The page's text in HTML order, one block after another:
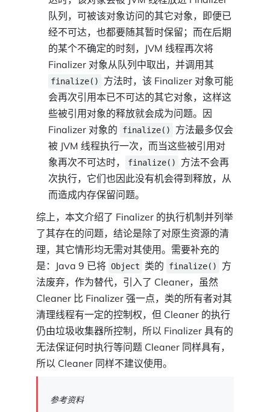
队列，可被该对象访问的其它对象，即便已
经不可达，也都要随其暂时保留；而在后期
的某个不确定的时刻，JVM 线程再次将
Finalizer 对象从队列中取出，并调用其
finalize()
方法时，该 Finalizer 对象可能
会再次引用本已不可达的其它对象，这样这
些被引用对象的释放就会成为问题。因
Finalizer 对象的
finalize()
方法最多仅会
被 JVM 线程执行一次，而当这些被引用对
象再次不可达时，
finalize()
方法不会再
次执行，它们也因此没有机会得到释放，从
而造成内存保留问题。
综上，本文介绍了 Finalizer 的执行机制并列举
了其存在的问题，结论是除了对原生资源的清
理，其它情形均无需对其使用。需要补充的
是：Java 9 已将 Object 类的 finalize()
方
法废弃，作为替代，引入了 Cleaner，虽然
Cleaner 比 Finalizer 强一点，类的所有者对其
清理线程有一定的控制权，但 Cleaner 的执行
仍由垃圾收集器所控制，所以 Finalizer 具有的
无法保证何时执行等问题 Cleaner 同样具有，
所以 Cleaner 同样不建议使用。
参考资料